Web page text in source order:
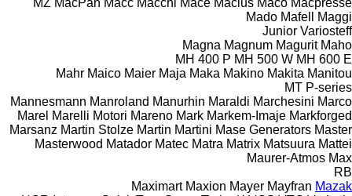
Mado Mafell
Maggi
Junior Variosteff
Magna Magnum Magurit Maho
MH 400 P MH 500 W MH 600 E
Mahr Maico Maier Maja Maka Makino Makita Manitou
MT P-series
Mannesmann Manroland Manurhin Maraldi Marchesini Marco
Marel Marelli Motori Mareno Mark Markem-Imaje Markforged
Marsanz Martin Stolze Martin Martini Mase Generators Master
Masterwood Matador Matec Matra Matrix Matsuura Mattei
Maurer-Atmos Max
RB
Maximart Maxion Mayer Mayfran Mazak